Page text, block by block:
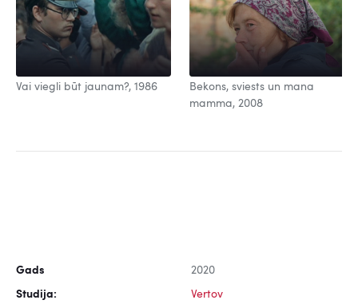
Vai viegli būt jaunam?, 1986
Bekons, sviests un mana
mamma, 2008
Gads 2020
Studija: Vertov